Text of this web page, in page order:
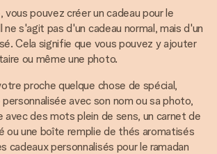
vous pouvez créer un cadeau pour le
ne s'agit pas d'un cadeau normal, mais d'un
Cela signifie que vous pouvez y ajouter
ou même une photo.
proche quelque chose de spécial,
avec son nom ou sa photo,
avec des mots plein de sens, un carnet de
ou une boîte remplie de thés aromatisés
cadeaux personnalisés pour le ramadan